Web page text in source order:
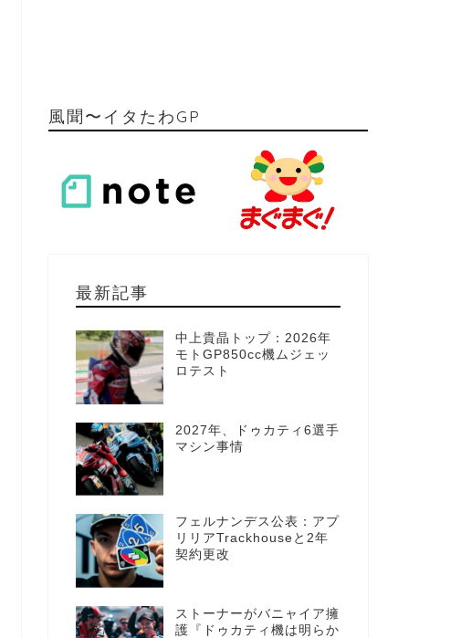
風聞〜イタたわGP
最新記事
中上貴晶トップ：2026年
モトGP850cc機ムジェッ
ロテスト
2027年、ドゥカティ6選手
マシン事情
フェルナンデス公表：アプ
リリアTrackhouseと2年
契約更改
ストーナーがバニャイア擁
護『ドゥカティ機は明らか